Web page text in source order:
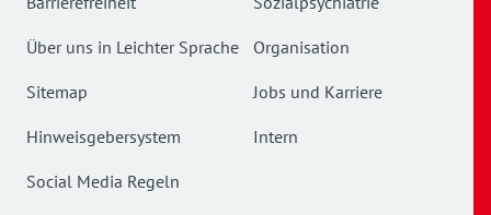
Über uns in Leichter Sprache
Sitemap
Hinweisgebersystem
Social Media Regeln
Organisation
Jobs und Karriere
Intern